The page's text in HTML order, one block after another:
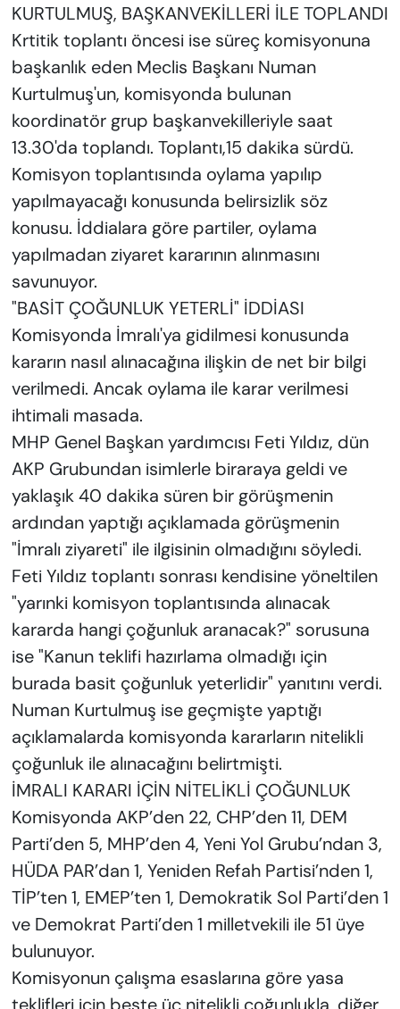
KURTULMUŞ, BAŞKANVEKİLLERİ İLE TOPLANDI
Krtitik toplantı öncesi ise süreç komisyonuna
başkanlık eden Meclis Başkanı Numan
Kurtulmuş'un, komisyonda bulunan
koordinatör grup başkanvekilleriyle saat
13.30'da toplandı. Toplantı,15 dakika sürdü.
Komisyon toplantısında oylama yapılıp
yapılmayacağı konusunda belirsizlik söz
konusu. İddialara göre partiler, oylama
yapılmadan ziyaret kararının alınmasını
savunuyor.
"BASİT ÇOĞUNLUK YETERLİ" İDDİASI
Komisyonda İmralı'ya gidilmesi konusunda
kararın nasıl alınacağına ilişkin de net bir bilgi
verilmedi. Ancak oylama ile karar verilmesi
ihtimali masada.
MHP Genel Başkan yardımcısı Feti Yıldız, dün
AKP Grubundan isimlerle biraraya geldi ve
yaklaşık 40 dakika süren bir görüşmenin
ardından yaptığı açıklamada görüşmenin
"İmralı ziyareti" ile ilgisinin olmadığını söyledi.
Feti Yıldız toplantı sonrası kendisine yöneltilen
"yarınki komisyon toplantısında alınacak
kararda hangi çoğunluk aranacak?" sorusuna
ise "Kanun teklifi hazırlama olmadığı için
burada basit çoğunluk yeterlidir" yanıtını verdi.
Numan Kurtulmuş ise geçmişte yaptığı
açıklamalarda komisyonda kararların nitelikli
çoğunluk ile alınacağını belirtmişti.
İMRALI KARARI İÇİN NİTELİKLİ ÇOĞUNLUK
Komisyonda AKP’den 22, CHP’den 11, DEM
Parti’den 5, MHP’den 4, Yeni Yol Grubu’ndan 3,
HÜDA PAR’dan 1, Yeniden Refah Partisi’nden 1,
TİP’ten 1, EMEP’ten 1, Demokratik Sol Parti’den 1
ve Demokrat Parti’den 1 milletvekili ile 51 üye
bulunuyor.
Komisyonun çalışma esaslarına göre yasa